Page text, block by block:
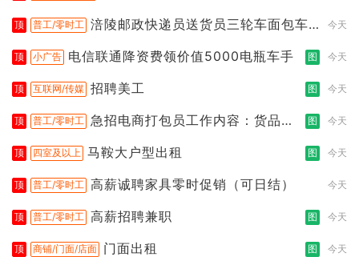
顶 普工/零时工 涪陵邮政快递员送货员三轮车面包车
今天
顶 小广告 电信联通降资费领价值5000电瓶车手 图 今天
顶 互联网/传媒 招聘美工 图 今天
顶 普工/零时工 急招电商打包员工作内容：货品分
图 今天
顶 四室及以上 马鞍大户型出租 图 今天
顶 普工/零时工 高薪诚聘家具零时促销（可日结） 今天
顶 普工/零时工 高薪招聘兼职 图 今天
顶 商铺/门面/店面 门面出租 图 今天